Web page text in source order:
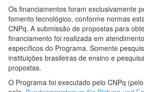
Os financiamentos foram exclusivamente
fomento tecnológico, conforme normas
CNPq. A submissão de propostas para
financiamento foi realizada em
específicos do Programa. Somente
instituições brasileiras de ensino e
propostas.
O Programa foi executado pelo CNPq